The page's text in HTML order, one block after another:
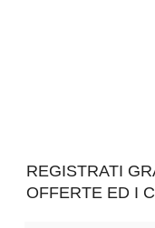
REGISTRATI
OFFERTE ED I